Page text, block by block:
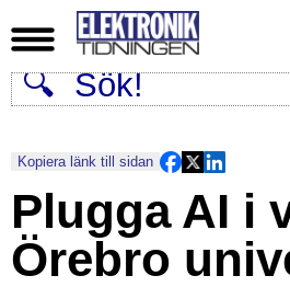
Kopiera länk till sidan
Plugga AI i
Örebro